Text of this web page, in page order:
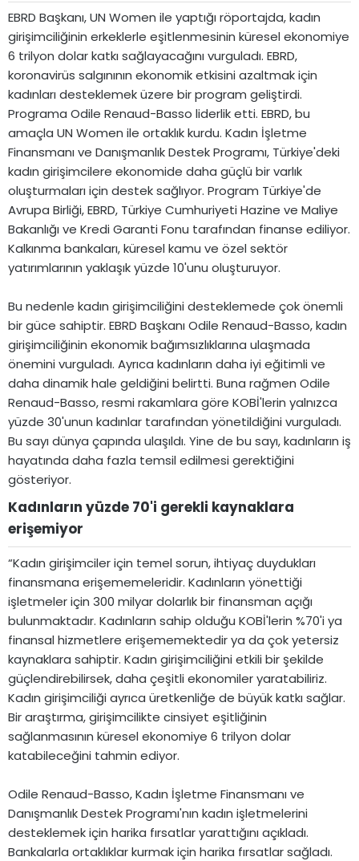
EBRD Başkanı, UN Women ile yaptığı röportajda, kadın
girişimciliğinin erkeklerle eşitlenmesinin küresel ekonomiye
6 trilyon dolar katkı sağlayacağını vurguladı. EBRD,
koronavirüs salgınının ekonomik etkisini azaltmak için
kadınları desteklemek üzere bir program geliştirdi.
Programa Odile Renaud-Basso liderlik etti. EBRD, bu
amaçla UN Women ile ortaklık kurdu. Kadın İşletme
Finansmanı ve Danışmanlık Destek Programı, Türkiye'deki
kadın girişimcilere ekonomide daha güçlü bir varlık
oluşturmaları için destek sağlıyor. Program Türkiye'de
Avrupa Birliği, EBRD, Türkiye Cumhuriyeti Hazine ve Maliye
Bakanlığı ve Kredi Garanti Fonu tarafından finanse ediliyor.
Kalkınma bankaları, küresel kamu ve özel sektör
yatırımlarının yaklaşık yüzde 10'unu oluşturuyor.
Bu nedenle kadın girişimciliğini desteklemede çok önemli
bir güce sahiptir. EBRD Başkanı Odile Renaud-Basso, kadın
girişimciliğinin ekonomik bağımsızlıklarına ulaşmada
önemini vurguladı. Ayrıca kadınların daha iyi eğitimli ve
daha dinamik hale geldiğini belirtti. Buna rağmen Odile
Renaud-Basso, resmi rakamlara göre KOBİ'lerin yalnızca
yüzde 30'unun kadınlar tarafından yönetildiğini vurguladı.
Bu sayı dünya çapında ulaşıldı. Yine de bu sayı, kadınların iş
hayatında daha fazla temsil edilmesi gerektiğini
gösteriyor.
Kadınların yüzde 70'i gerekli kaynaklara
erişemiyor​
“Kadın girişimciler için temel sorun, ihtiyaç duydukları
finansmana erişememeleridir. Kadınların yönettiği
işletmeler için 300 milyar dolarlık bir finansman açığı
bulunmaktadır. Kadınların sahip olduğu KOBİ'lerin %70'i ya
finansal hizmetlere erişememektedir ya da çok yetersiz
kaynaklara sahiptir. Kadın girişimciliğini etkili bir şekilde
güçlendirebilirsek, daha çeşitli ekonomiler yaratabiliriz.
Kadın girişimciliği ayrıca üretkenliğe de büyük katkı sağlar.
Bir araştırma, girişimcilikte cinsiyet eşitliğinin
sağlanmasının küresel ekonomiye 6 trilyon dolar
katabileceğini tahmin ediyor.
Odile Renaud-Basso, Kadın İşletme Finansmanı ve
Danışmanlık Destek Programı'nın kadın işletmelerini
desteklemek için harika fırsatlar yarattığını açıkladı.
Bankalarla ortaklıklar kurmak için harika fırsatlar sağladı.